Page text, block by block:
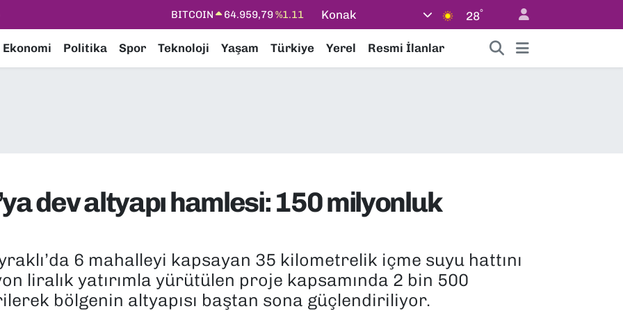
DOLAR 47,7436%0.18
STERLİN
64,4811%0.38
Konak 28°
Ekonomi Politika Spor Teknoloji Yaşam Türkiye Yerel Resmi İlanlar
dev altyapı hamlesi: 150 milyonluk
6 mahalleyi kapsayan 35 kilometrelik içme suyu hattını
liralık yatırımla yürütülen proje kapsamında 2 bin 500
bölgenin altyapısı baştan sona güçlendiriliyor.